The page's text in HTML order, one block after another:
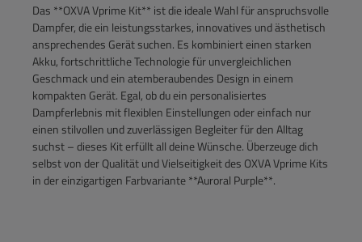
Das **OXVA Vprime Kit** ist die ideale Wahl für anspruchsvolle
Dampfer, die ein leistungsstarkes, innovatives und ästhetisch
ansprechendes Gerät suchen. Es kombiniert einen starken
Akku, fortschrittliche Technologie für unvergleichlichen
Geschmack und ein atemberaubendes Design in einem
kompakten Gerät. Egal, ob du ein personalisiertes
Dampferlebnis mit flexiblen Einstellungen oder einfach nur
einen stilvollen und zuverlässigen Begleiter für den Alltag
suchst – dieses Kit erfüllt all deine Wünsche. Überzeuge dich
selbst von der Qualität und Vielseitigkeit des OXVA Vprime Kits
in der einzigartigen Farbvariante **Auroral Purple**.